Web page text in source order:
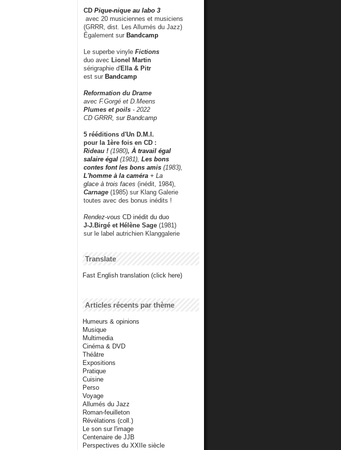
CD Pique-nique au labo 3
avec 20 musiciennes et musiciens
(GRRR, dist. Les Allumés du Jazz)
Également sur Bandcamp
Le superbe vinyle Fictions
duo avec Lionel Martin
sérigraphie d'Ella & Pitr
est sur Bandcamp
Reformation du Drame
avec F.Gorgé et D.Meens
Plumes et poils - 2022
CD GRRR, sur Bandcamp
5 rééditions d'Un D.M.I.
pour la 1ère fois en CD :
Rideau ! (1980), À travail égal
salaire égal (1981), Les bons
contes font les bons amis (1983),
L'homme à la caméra + La
glace à trois faces (inédit, 1984),
Carnage (1985) sur Klang Galerie
toutes avec des bonus inédits !
Rendez-vous CD inédit du duo
J-J.Birgé et Hélène Sage (1981)
sur le label autrichien Klanggalerie
Translate
Fast English translation (click here)
Articles récents par thème
Humeurs & opinions
Musique
Multimedia
Cinéma & DVD
Théâtre
Expositions
Pratique
Cuisine
Perso
Voyage
Allumés du Jazz
Roman-feuilleton
Révélations (coll.)
Le son sur l'image
Centenaire de JJB
Perspectives du XXIIe siècle